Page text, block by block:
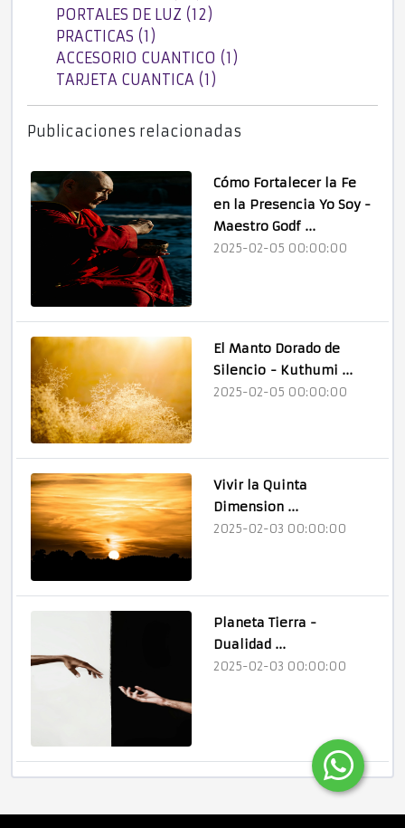
PORTALES DE LUZ (12)
PRACTICAS (1)
ACCESORIO CUANTICO (1)
TARJETA CUANTICA (1)
Publicaciones relacionadas
Cómo Fortalecer la Fe
en la Presencia Yo Soy -
Maestro Godf ...
2025-02-05 00:00:00
El Manto Dorado de
Silencio - Kuthumi ...
2025-02-05 00:00:00
Vivir la Quinta
Dimension ...
2025-02-03 00:00:00
Planeta Tierra -
Dualidad ...
2025-02-03 00:00:00